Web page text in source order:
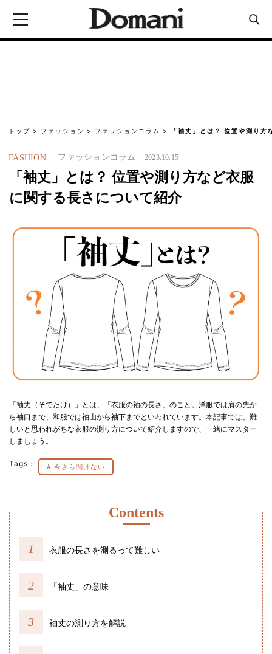
トップ ファッション ファッションコラム 「袖丈」とは？ 位置や測り
FASHION ファッションコラム 2023.10.15
「袖丈」とは？ 位置や測り方など衣服
に関する長さについて紹介
「袖丈（そでたけ）」とは、「衣服の袖の長さ」のこと。洋服では肩の先か
ら袖口まで、和服では袖山から袖下までといわれています。本記事では、難
しいと思われがちな衣服の測り方について紹介しますので、一緒にマスター
しましょう。
Tags： 今さら聞けない
Contents
衣服の長さを測るって難しい
「袖丈」の意味
袖丈の測り方を解説